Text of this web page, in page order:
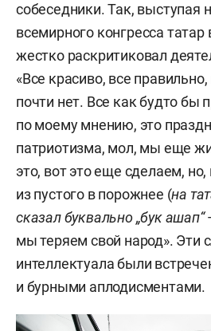
собеседники. Так, выступая
всемирного конгресса татар
жестко раскритиковал
«Все красиво, все
почти нет. Все как будто бы
по моему мнению, это
патриотизма, мол, мы еще
это, вот это еще сделаем, но,
из пустого в порожнее (на
сказал буквально „бук ашап“
мы теряем свой народ». Эти
интеллектуала были
и бурными аплодисментами.